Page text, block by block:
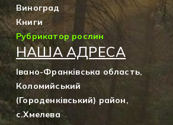
Виноград
Книги
Рубрикатор рослин
НАША АДРЕСА
Івано-Франківська область,
Коломийський
(Городенківський) район,
с.Хмелева